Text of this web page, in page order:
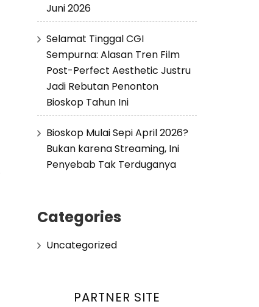
Juni 2026
Selamat Tinggal CGI
Sempurna: Alasan Tren Film
Post-Perfect Aesthetic Justru
Jadi Rebutan Penonton
Bioskop Tahun Ini
Bioskop Mulai Sepi April 2026?
Bukan karena Streaming, Ini
Penyebab Tak Terduganya
Categories
Uncategorized
PARTNER SITE